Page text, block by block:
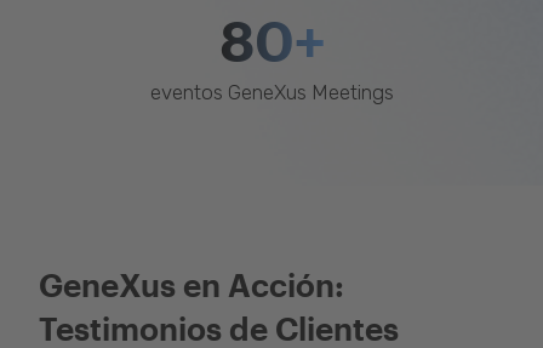
80+
eventos GeneXus Meetings
GeneXus en Acción:
Testimonios de Clientes